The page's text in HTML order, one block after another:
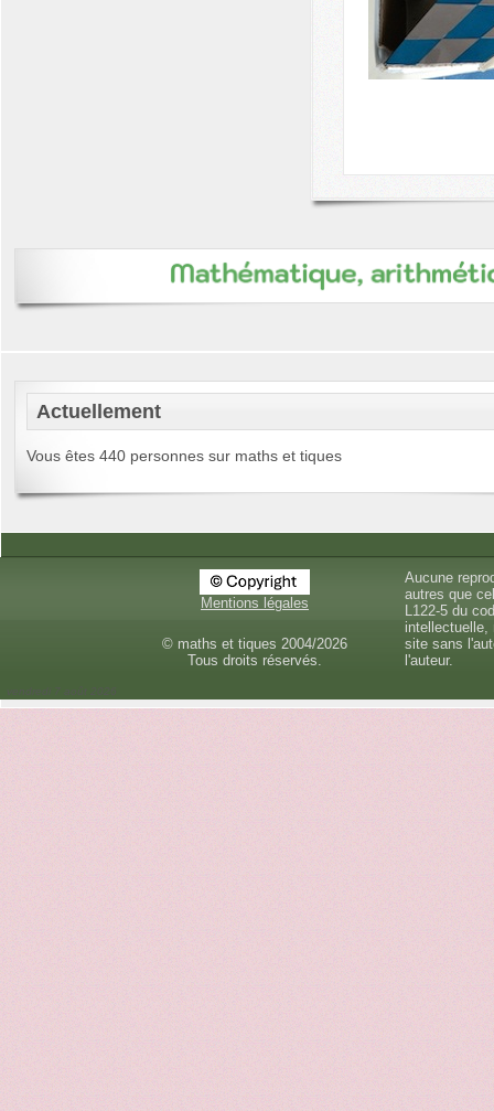
Actuellement
Vous êtes 440 personnes sur maths et tiques
Mentions légales
© maths et tiques 2004/2026
Tous droits réservés.
Aucune
autres que
L122-5 du
intellectuelle,
site sans
l'auteur.